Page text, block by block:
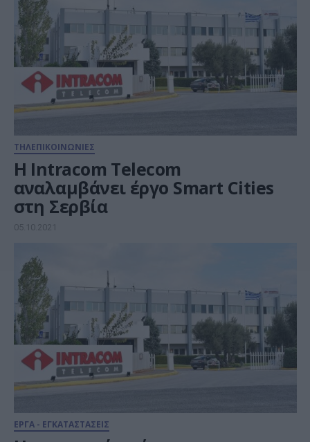
ΤΗΛΕΠΙΚΟΙΝΩΝΙΕΣ
Η Intracom Telecom
αναλαμβάνει έργο Smart Cities
στη Σερβία
05.10.2021
ΕΡΓΑ - ΕΓΚΑΤΑΣΤΑΣΕΙΣ